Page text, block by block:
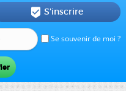
Se souvenir de moi ?
 S'inscrire